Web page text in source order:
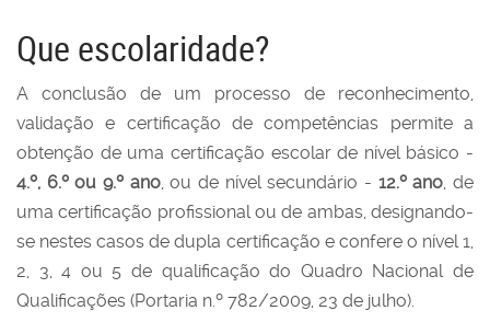
Que escolaridade?
A conclusão de um processo de reconhecimento,
validação e certificação de competências permite a
obtenção de uma certificação escolar de nível básico -
4.º, 6.º ou 9.º ano, ou de nível secundário - 12.º ano, de
uma certificação profissional ou de ambas, designando-
se nestes casos de dupla certificação e confere o nível 1,
2, 3, 4 ou 5 de qualificação do Quadro Nacional de
Qualificações (Portaria n.º 782/2009, 23 de julho).